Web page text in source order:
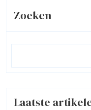
Zoeken
Laatste